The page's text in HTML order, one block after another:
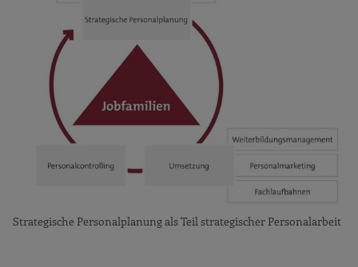
Strategische Personalplanung als Teil strategischer Personalarbeit